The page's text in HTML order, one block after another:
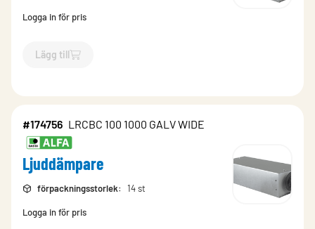
Logga in för pris
Lägg till
`$Lägg till
#174756 LRCBC 100 1000 GALV WIDE
Ljuddämpare
förpackningsstorlek: 14 st
Logga in för pris